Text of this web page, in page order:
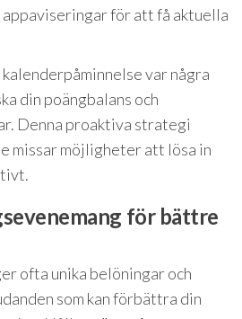
för att få aktuella
var några
din poängbalans och
Denna proaktiva strategi
missar möjligheter att lösa in
för bättre
ofta unika belöningar och
som kan förbättra din